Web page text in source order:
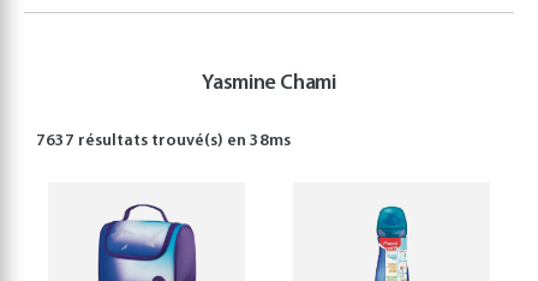
Yasmine Chami
7637 résultats trouvé(s) en38ms